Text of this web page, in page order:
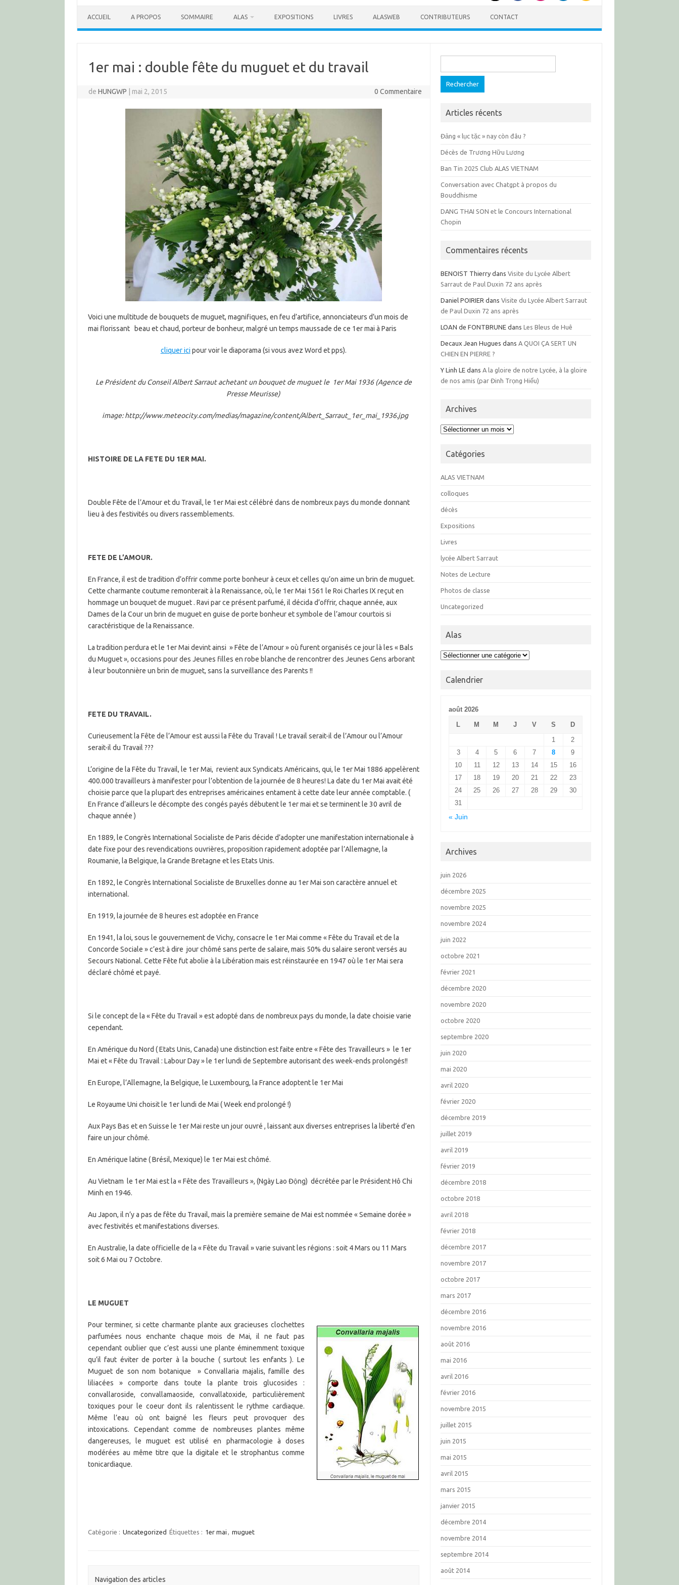
ACCUEIL A PROPOS SOMMAIRE ALAS EXPOSITIONS LIVRES ALASWEB CONTRIBUTEURS CONTACT
1er mai : double fête du muguet et du travail
deHUNGWP mai 2, 2015 0 Commentaire
Voici une multitude de bouquets de muguet, magnifiques, en feu d’artifice, annonciateurs d’un mois de
mai florissant beau et chaud, porteur de bonheur, malgré un temps maussade de ce 1er mai à Paris
cliquer ici pour voir le diaporama (si vous avez Word et pps).
Le Président du Conseil Albert Sarraut achetant un bouquet de muguet le 1er Mai 1936 (Agence de
Presse Meurisse)
image:http://www.meteocity.com/medias/magazine/content/Albert_Sarraut_1er_mai_1936.jpg
HISTOIRE DE LA FETE DU 1ER MAI.
Double Fête de l’Amour et du Travail, le 1er Mai est célébré dans de nombreux pays du monde donnant
lieu à des festivités ou divers rassemblements.
FETE DE L’AMOUR.
En France, il est de tradition d’offrir comme porte bonheur à ceux et celles qu’on aime un brin de muguet.
Cette charmante coutume remonterait à la Renaissance, où, le 1er Mai 1561 le Roi Charles IX reçut en
hommage un bouquet de muguet . Ravi par ce présent parfumé, il décida d’offrir, chaque année, aux
Dames de la Cour un brin de muguet en guise de porte bonheur et symbole de l’amour courtois si
caractéristique de la Renaissance.
La tradition perdura et le 1er Mai devint ainsi » Fête de l’Amour » où furent organisés ce jour là les « Bals
du Muguet », occasions pour des Jeunes filles en robe blanche de rencontrer des Jeunes Gens arborant
à leur boutonnière un brin de muguet, sans la surveillance des Parents !!
FETE DU TRAVAIL.
Curieusement la Fête de l’Amour est aussi la Fête du Travail ! Le travail serait-il de l’Amour ou l’Amour
serait-il du Travail ???
L’origine de la Fête du Travail, le 1er Mai, revient aux Syndicats Américains, qui, le 1er Mai 1886 appelèrent
400.000 travailleurs à manifester pour l’obtention de la journée de 8 heures! La date du 1er Mai avait été
choisie parce que la plupart des entreprises américaines entament à cette date leur année comptable. (
En France d’ailleurs le décompte des congés payés débutent le 1er mai et se terminent le 30 avril de
chaque année )
En 1889, le Congrès International Socialiste de Paris décide d’adopter une manifestation internationale à
date fixe pour des revendications ouvrières, proposition rapidement adoptée par l’Allemagne, la
Roumanie, la Belgique, la Grande Bretagne et les Etats Unis.
En 1892, le Congrès International Socialiste de Bruxelles donne au 1er Mai son caractère annuel et
international.
En 1919, la journée de 8 heures est adoptée en France
En 1941, la loi, sous le gouvernement de Vichy, consacre le 1er Mai comme « Fête du Travail et de la
Concorde Sociale » c’est à dire jour chômé sans perte de salaire, mais 50% du salaire seront versés au
Secours National. Cette Fête fut abolie à la Libération mais est réinstaurée en 1947 où le 1er Mai sera
déclaré chômé et payé.
Si le concept de la « Fête du Travail » est adopté dans de nombreux pays du monde, la date choisie varie
cependant.
En Amérique du Nord ( Etats Unis, Canada) une distinction est faite entre « Fête des Travailleurs » le 1er
Mai et « Fête du Travail : Labour Day » le 1er lundi de Septembre autorisant des week-ends prolongés!!
En Europe, l’Allemagne, la Belgique, le Luxembourg, la France adoptent le 1er Mai
Le Royaume Uni choisit le 1er lundi de Mai ( Week end prolongé !)
Aux Pays Bas et en Suisse le 1er Mai reste un jour ouvré , laissant aux diverses entreprises la liberté d’en
faire un jour chômé.
En Amérique latine ( Brésil, Mexique) le 1er Mai est chômé.
Au Vietnam le 1er Mai est la « Fête des Travailleurs », (Ngày Lao Động) décrétée par le Président Hô Chi
Minh en 1946.
Au Japon, il n’y a pas de fête du Travail, mais la première semaine de Mai est nommée « Semaine dorée »
avec festivités et manifestations diverses.
En Australie, la date officielle de la « Fête du Travail » varie suivant les régions : soit 4 Mars ou 11 Mars
soit 6 Mai ou 7 Octobre.
LE MUGUET
Pour terminer, si cette charmante plante aux gracieuses clochettes
parfumées nous enchante chaque mois de Mai, il ne faut pas
cependant oublier que c’est aussi une plante éminemment toxique
qu’il faut éviter de porter à la bouche ( surtout les enfants ). Le
Muguet de son nom botanique » Convallaria majalis, famille des
liliacées » comporte dans toute la plante trois glucosides :
convallaroside, convallamaoside, convallatoxide, particulièrement
toxiques pour le coeur dont ils ralentissent le rythme cardiaque.
Même l’eau où ont baigné les fleurs peut provoquer des
intoxications. Cependant comme de nombreuses plantes même
dangereuses, le muguet est utilisé en pharmacologie à doses
modérées au même titre que la digitale et le strophantus comme
tonicardiaque.
Catégorie : Uncategorized Étiquettes : 1er mai muguet
Navigation des articles
Articles récents
Đảng « lục tặc » nay còn đâu ?
Décès de Trương Hữu Lương
Ban Tin 2025 Club ALAS VIETNAM
Conversation avec Chatgpt à propos du
Bouddhisme
DANG THAI SON et le Concours International
Chopin
Commentaires récents
BENOIST Thierry dansVisite du Lycée Albert
Sarraut de Paul Duxin 72 ans après
Daniel POIRIER dansVisite du Lycée Albert Sarraut
de Paul Duxin 72 ans après
LOAN de FONTBRUNE dansLes Bleus de Huê
Decaux Jean Hugues dansA QUOI ÇA SERT UN
CHIEN EN PIERRE ?
Y Linh LE dansA la gloire de notre Lycée, à la gloire
de nos amis (par Đinh Trọng Hiếu)
Archives
Archives
Catégories
ALAS VIETNAM
colloques
décès
Expositions
Livres
lycée Albert Sarraut
Notes de Lecture
Photos de classe
Uncategorized
Alas
Alas
Calendrier
août 2026
L
M M J V S
D
1
2
3
4 5 6 7 8
9
10
11 12 13 14 15
16
17
18 19 20 21 22
23
24
25 26 27 28 29
30
31
« Juin
Archives
juin 2026
décembre 2025
novembre 2025
novembre 2024
juin 2022
octobre 2021
février 2021
décembre 2020
novembre 2020
octobre 2020
septembre 2020
juin 2020
mai 2020
avril 2020
février 2020
décembre 2019
juillet 2019
avril 2019
février 2019
décembre 2018
octobre 2018
avril 2018
février 2018
décembre 2017
novembre 2017
octobre 2017
mars 2017
décembre 2016
novembre 2016
août 2016
mai 2016
avril 2016
février 2016
novembre 2015
juillet 2015
juin 2015
mai 2015
avril 2015
mars 2015
janvier 2015
décembre 2014
novembre 2014
septembre 2014
août 2014